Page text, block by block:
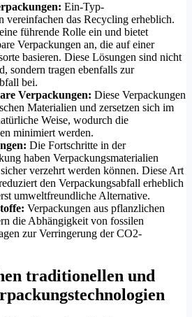
Ein-Typ-
vereinfachen das Recycling erheblich.
führende Rolle ein und bietet
Verpackungen an, die auf einer
basieren. Diese Lösungen sind nicht
sondern tragen ebenfalls zur
bei.
Verpackungen: Diese Verpackungen
Materialien und zersetzen sich im
Weise, wodurch die
minimiert werden.
Die Fortschritte in der
haben Verpackungsmaterialien
verzehrt werden können. Diese Art
den Verpackungsabfall erheblich
umweltfreundliche Alternative.
Verpackungen aus pflanzlichen
die Abhängigkeit von fossilen
zur Verringerung der CO2-
traditionellen und